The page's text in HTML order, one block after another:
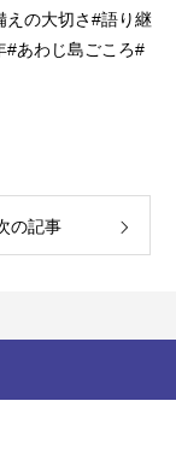
えの大切さ#語り継
#あわじ島ごころ#
の記事